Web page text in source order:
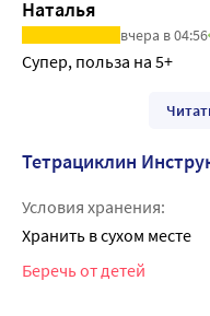
Наталья
вчера в 04:56
Супер, польза на 5+
Тетрациклин
Условия хранения:
Хранить в сухом месте
Беречь от детей